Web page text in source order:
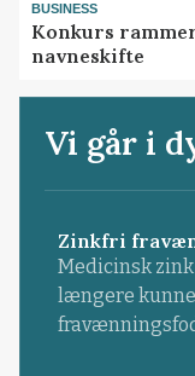
BUSINESS
Konkurs
navneskifte
Vi går i
Zinkfri
Medicinsk
længere